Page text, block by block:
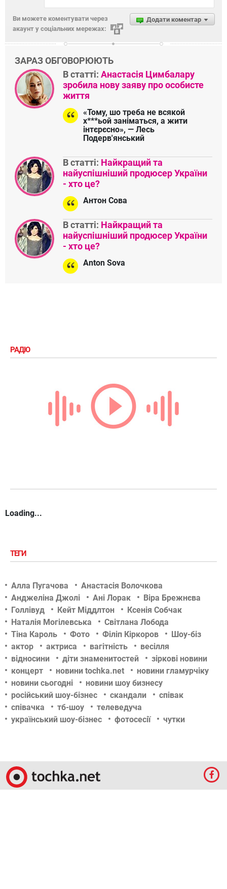
Додати коментар
Ви можете коментувати через
акаунт у соціальних мережах:
ЗАРАЗ ОБГОВОРЮЮТЬ
В статті: Анастасія Цимбалару
зробила нову заяву про особисте
життя
«Тому, шо треба не всякой
х***ьой заніматься, а жити
інтєрєсно», — Лесь
Подерв'янський
В статті: Найкращий та
найуспішніший продюсер України
- хто це?
Антон Сова
В статті: Найкращий та
найуспішніший продюсер України
- хто це?
Anton Sova
РАДІО
Loading...
ТЕГИ
Алла Пугачова
Анастасія Волочкова
Анджеліна Джолі
Ані Лорак
Віра Брежнєва
Голлівуд
Кейт Міддлтон
Ксенія Собчак
Наталія Могілевська
Світлана Лобода
Тіна Кароль
Фото Філіп Кіркоров
Шоу-біз
актор
актриса вагітність
весілля
відносини
діти знаменитостей
зіркові новини
концерт
новини tochka.net
новини гламурчіку
новини сьогодні
новини шоу бизнесу
російський шоу-бізнес
скандали
співак
співачка
тб-шоу
телеведуча
український шоу-бізнес
фотосесії чутки